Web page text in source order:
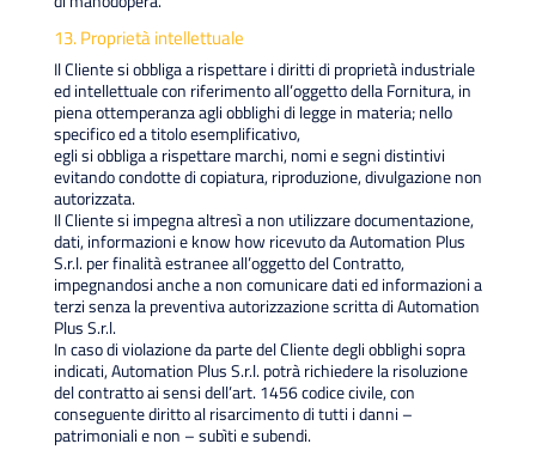
13. Proprietà intellettuale
Il Cliente si obbliga a rispettare i diritti di proprietà industriale
ed intellettuale con riferimento all’oggetto della Fornitura, in
piena ottemperanza agli obblighi di legge in materia; nello
specifico ed a titolo esemplificativo,
egli si obbliga a rispettare marchi, nomi e segni distintivi
evitando condotte di copiatura, riproduzione, divulgazione non
autorizzata.
Il Cliente si impegna altresì a non utilizzare documentazione,
dati, informazioni e know how ricevuto da Automation Plus
S.r.l. per finalità estranee all’oggetto del Contratto,
impegnandosi anche a non comunicare dati ed informazioni a
terzi senza la preventiva autorizzazione scritta di Automation
Plus S.r.l.
In caso di violazione da parte del Cliente degli obblighi sopra
indicati, Automation Plus S.r.l. potrà richiedere la risoluzione
del contratto ai sensi dell’art. 1456 codice civile, con
conseguente diritto al risarcimento di tutti i danni –
patrimoniali e non – subìti e subendi.